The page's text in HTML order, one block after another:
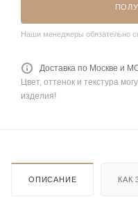
Наши менеджеры обязательно
Доставка по Москве и
Цвет, оттенок и текстура
изделия!
ОПИСАНИЕ КАК